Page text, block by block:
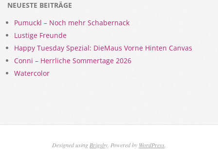
NEUESTE BEITRÄGE
Pumuckl – Noch mehr Schabernack
Lustige Freunde
Happy Tuesday Spezial: DieMaus Vorne Hinten Canvas
Conni – Herrliche Sommertage 2026
Watercolor
Designed using Brigsby . Powered by WordPress